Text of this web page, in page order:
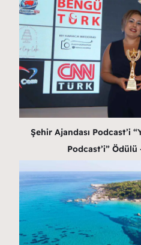
Şehir Ajandası Podcast’i
Podcast’i”